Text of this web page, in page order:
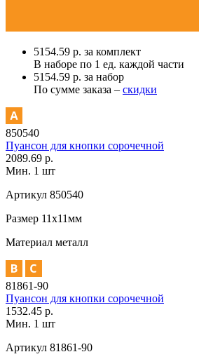
5154.59 р. за комплект
В наборе по 1 ед. каждой части
5154.59 р. за набор
По сумме заказа – скидки
850540
Пуансон для кнопки сорочечной
2089.69 р.
Мин. 1 шт
Артикул 850540
Размер 11х11мм
Материал металл
81861-90
Пуансон для кнопки сорочечной
1532.45 р.
Мин. 1 шт
Артикул 81861-90